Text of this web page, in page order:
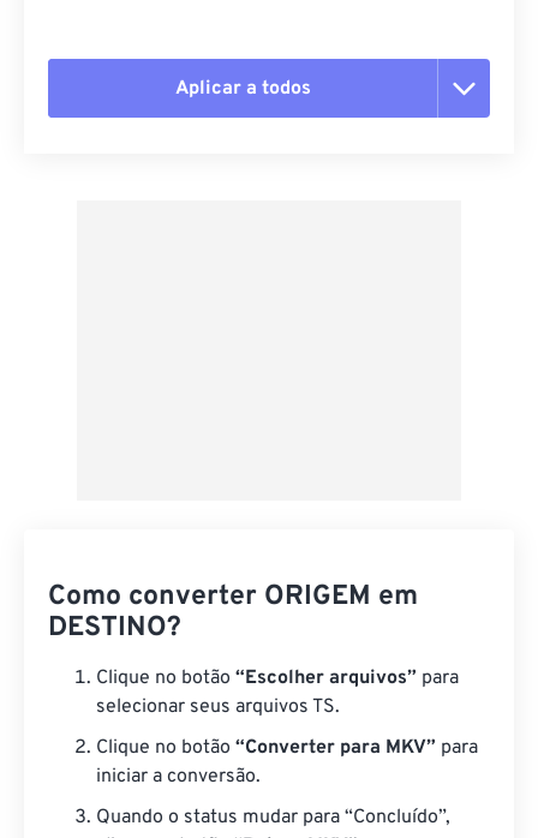
Aplicar a todos
Como converter ORIGEM em
DESTINO?
Clique no botão “Escolher arquivos” para
selecionar seus arquivos TS.
Clique no botão “Converter para MKV” para
iniciar a conversão.
Quando o status mudar para “Concluído”,